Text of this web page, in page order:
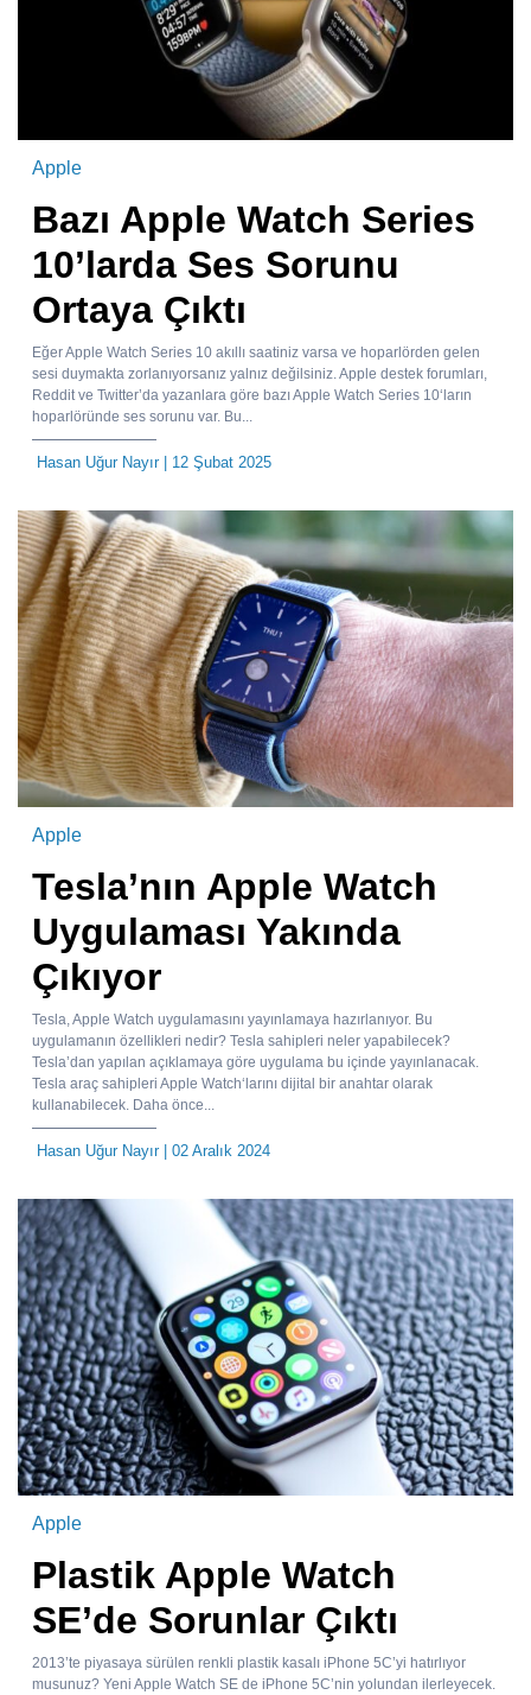
Apple
Bazı Apple Watch Series
10’larda Ses Sorunu
Ortaya Çıktı
Eğer Apple Watch Series 10 akıllı saatiniz varsa ve hoparlörden gelen
sesi duymakta zorlanıyorsanız yalnız değilsiniz. Apple destek forumları,
Reddit ve Twitter’da yazanlara göre bazı Apple Watch Series 10‘ların
hoparlöründe ses sorunu var. Bu...
Hasan Uğur Nayır| 12 Şubat 2025
Apple
Tesla’nın Apple Watch
Uygulaması Yakında
Çıkıyor
Tesla, Apple Watch uygulamasını yayınlamaya hazırlanıyor. Bu
uygulamanın özellikleri nedir? Tesla sahipleri neler yapabilecek?
Tesla’dan yapılan açıklamaya göre uygulama bu içinde yayınlanacak.
Tesla araç sahipleri Apple Watch‘larını dijital bir anahtar olarak
kullanabilecek. Daha önce...
Hasan Uğur Nayır| 02 Aralık 2024
Apple
Plastik Apple Watch
SE’de Sorunlar Çıktı
2013’te piyasaya sürülen renkli plastik kasalı iPhone 5C’yi hatırlıyor
musunuz? Yeni Apple Watch SE de iPhone 5C’nin yolundan ilerleyecek.